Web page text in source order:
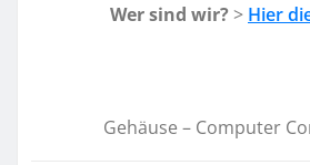
Wer sind wir? > Hier
Gehäuse – Computer